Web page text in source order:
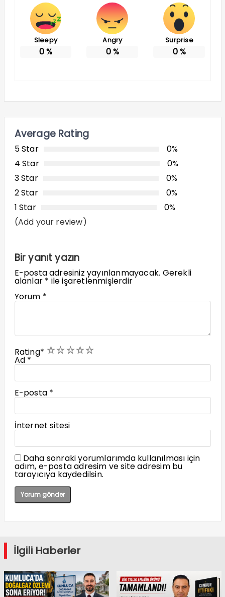
Sleepy
0%
Angry
0%
Surprise
0%
Average Rating
5 Star
0%
4 Star
0%
3 Star
0%
2 Star
0%
1 Star
0%
(Add your review)
Bir yanıt yazın
E-posta adresiniz yayınlanmayacak. Gerekli
alanlar * ile işaretlenmişlerdir
Yorum *
Rating* 5
4
3
2
1
Ad *
E-posta *
İnternet sitesi
Daha sonraki yorumlarımda kullanılması için
adım, e-posta adresim ve site adresim bu
tarayıcıya kaydedilsin.
İlgili Haberler